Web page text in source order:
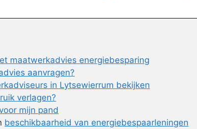
maatwerkadvies energiebesparing
aanvragen?
in Lytsewierrum bekijken
verlagen?
mijn pand
beschikbaarheid van energiebespaarleningen